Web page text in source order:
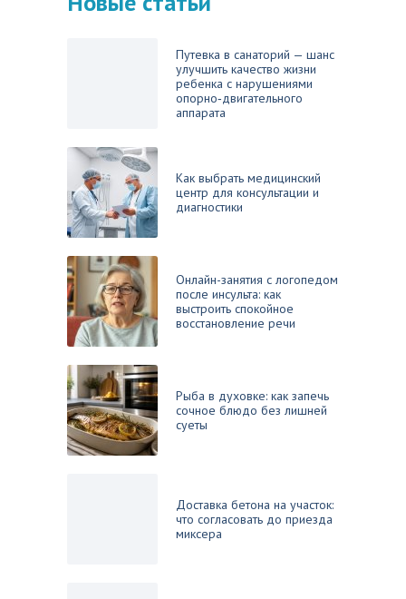
Путевка в санаторий — шанс
улучшить качество жизни
ребенка с нарушениями
опорно‑двигательного
аппарата
Как выбрать медицинский
центр для консультации и
диагностики
Онлайн-занятия с логопедом
после инсульта: как
выстроить спокойное
восстановление речи
Рыба в духовке: как запечь
сочное блюдо без лишней
суеты
Доставка бетона на участок:
что согласовать до приезда
миксера